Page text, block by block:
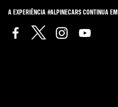
A EXPERIÊNCIA #ALPINECARS CONTINUA EM